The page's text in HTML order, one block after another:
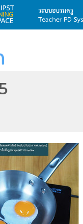
ระบบอบรมครู
Teacher PD